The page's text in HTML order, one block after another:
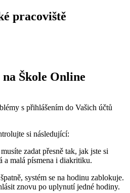
pracoviště
Škole Online
s přihlášením do Vašich účtů
si následující:
zadat přesně tak, jak jste si
a malá písmena i diakritiku.
systém se na hodinu zablokuje.
znovu po uplynutí jedné hodiny.